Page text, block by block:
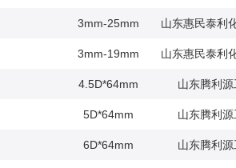
3mm-25mm 山东惠民泰利
3mm-19mm 山东惠民泰利
4.5D*64mm 山东腾利
5D*64mm 山东腾利
6D*64mm 山东腾利